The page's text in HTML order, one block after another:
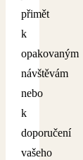
přimět
k
opakovaným
návštěvám
nebo
k
doporučení
vašeho